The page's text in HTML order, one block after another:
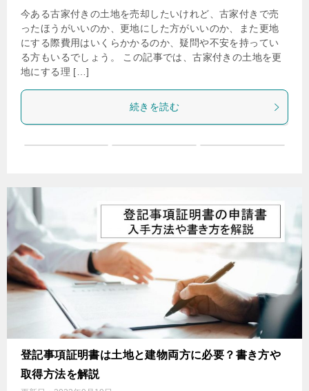
今ある古家付きの土地を売却したいけれど、古家付きで売
ったほうがいいのか、更地にした方がいいのか、また更地
にする際費用はいくらかかるのか、疑問や不安を持ってい
る方もいるでしょう。 この記事では、古家付きの土地を更
地にする理 […]
続きを読む
登記事項証明書は土地と建物両方に必要？書き方や
取得方法を解説